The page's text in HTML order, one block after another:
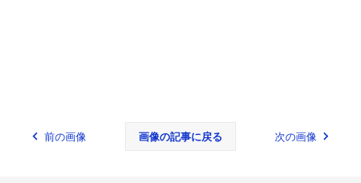
前の画像 画像の記事に戻る 次の画像